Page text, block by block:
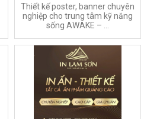
Thiết kế poster, banner chuyên
nghiệp cho trung tâm kỹ năng
sống AWAKE – ...